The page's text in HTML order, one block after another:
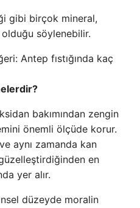
gibi birçok mineral,
söylenebilir.
bakımından zengin
önemli ölçüde korur.
aynı zamanda kan
en
yer alır.
düzeyde moralin